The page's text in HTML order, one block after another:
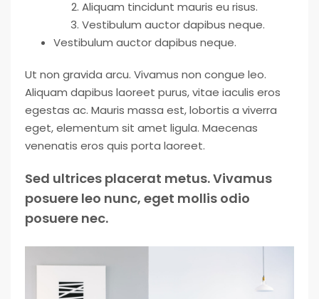
Aliquam tincidunt mauris eu risus.
Vestibulum auctor dapibus neque.
Vestibulum auctor dapibus neque.
Ut non gravida arcu. Vivamus non congue leo.
Aliquam dapibus laoreet purus, vitae iaculis eros
egestas ac. Mauris massa est, lobortis a viverra
eget, elementum sit amet ligula. Maecenas
venenatis eros quis porta laoreet.
Sed ultrices placerat metus. Vivamus
posuere leo nunc, eget mollis odio
posuere nec.